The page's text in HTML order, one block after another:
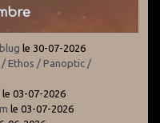
le 30-07-2026
/ Ethos / Panoptic /
le 03-07-2026
le 03-07-2026